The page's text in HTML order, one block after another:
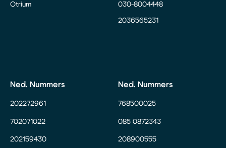
Otrium 030-8004448
2036565231
Ned. Nummers
202272961
702071022
202159430
Ned. Nummers
768500025
085 0872343
208900555